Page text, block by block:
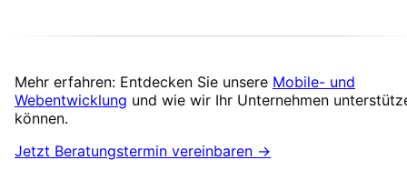
Mehr erfahren: Entdecken Sie unsere Mobile- und
Webentwicklung und wie wir Ihr Unternehmen
können.
Jetzt Beratungstermin vereinbaren →